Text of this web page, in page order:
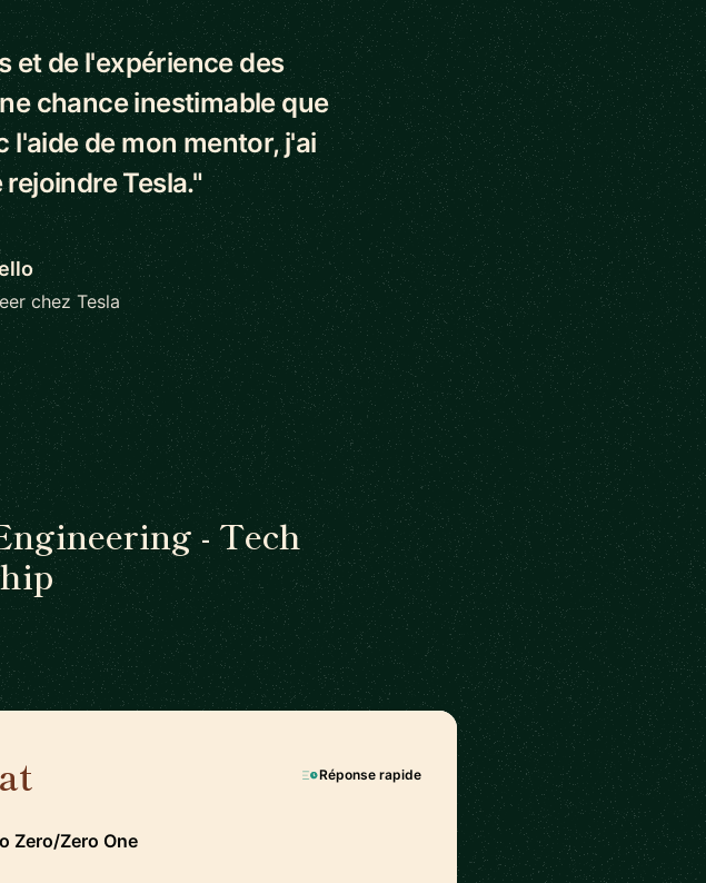
et de l'expérience des
chance inestimable que
l'aide de mon mentor, j'ai
Tesla."
chez Tesla
- Tech
Réponse rapide
Zero/Zero One